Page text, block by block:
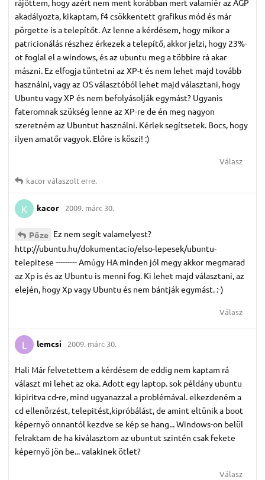
rájöttem, hogy azért nem ment korábban mert valamiér az AGP
akadályozta, kikaptam, f4 csökkentett grafikus mód és már
pörgette is a telepítőt. Az lenne a kérdésem, hogy mikor a
patricionálás részhez érkezek a telepítő, akkor jelzi, hogy 23%-
ot foglal el a windows, és az ubuntu meg a többire rá akar
mászni. Ez elfogja tüntetni az XP-t és nem lehet majd tovább
használni, vagy az OS választóból lehet majd választani, hogy
Ubuntu vagy XP és nem befolyásolják egymást? Ugyanis
fateromnak szükség lenne az XP-re de én meg nagyon
szeretném az Ubuntut használni. Kérlek segítsetek. Bocs, hogy
ilyen amatőr vagyok. Előre is köszi! :)
Válasz
kacorválaszolt erre.
K kacor 2009. márc 30.
Pőze Ez nem segít valamelyest?
http://ubuntu.hu/dokumentacio/elso-lepesek/ubuntu-
telepitese --------- Amúgy HA minden jól megy akkor megmarad
az Xp is és az Ubuntu is menni fog. Ki lehet majd választani, az
elején, hogy Xp vagy Ubuntu és nem bántják egymást. :-)
Válasz
L lemcsi 2009. márc 30.
Hali Már felvetettem a kérdésem de eddig nem kaptam rá
választ mi lehet az oka. Adott egy laptop. sok példány ubuntu
kipiritva cd-re, mind ugyanazzal a problémával. elkezdeném a
cd ellenörzést, telepitést,kipróbálást, de amint eltünik a boot
képernyö onnantól kezdve se kép se hang... Windows-on belül
felraktam de ha kiválasztom az ubuntut szintén csak fekete
képernyö jön be... valakinek ötlet?
Válasz